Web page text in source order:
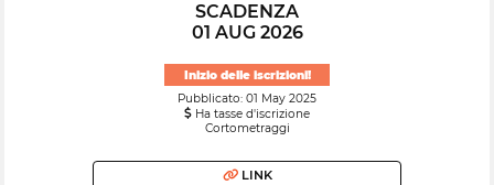
SCADENZA
01 AUG 2026
Inizio delle iscrizioni!
Pubblicato: 01 May 2025
Ha tasse d'iscrizione
Cortometraggi
LINK